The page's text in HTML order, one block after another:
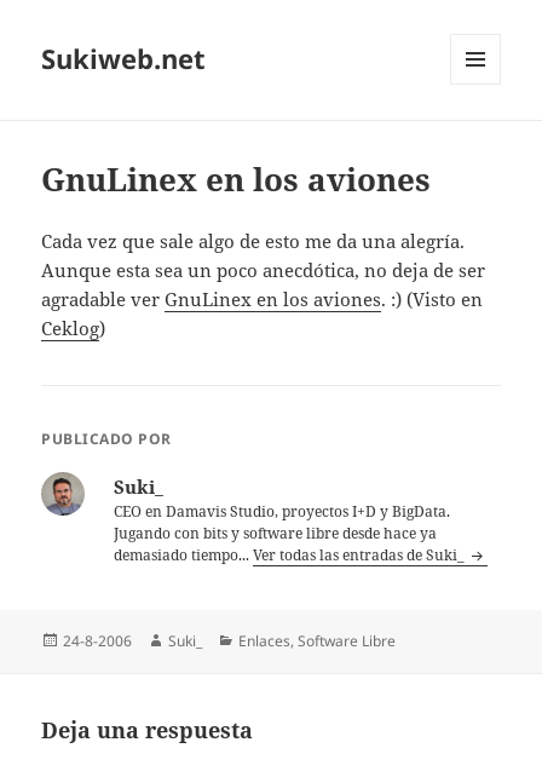
Sukiweb.net
GnuLinex en los aviones
Cada vez que sale algo de esto me da una alegrí­a.
Aunque esta sea un poco anecdótica, no deja de ser
agradable verGnuLinex en los aviones. :) (Visto en
Ceklog)
PUBLICADO POR
Suki_
CEO en Damavis Studio, proyectos I+D y BigData.
Jugando con bits y software libre desde hace ya
demasiado tiempo...Ver todas las entradas de Suki_
Publicado
24-8-2006 Autor
Suki_ Categorías
Enlaces,Software Libre
Deja una respuesta